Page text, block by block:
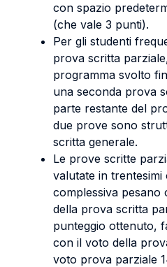
con spazio
(che vale 3 punti).
Per gli studenti
prova scritta
programma svolto
una seconda prova
parte restante del
due prove sono
scritta generale.
Le prove scritte
valutate in
complessiva pesano
della prova scritta
punteggio ottenuto,
con il voto della
voto prova parziale